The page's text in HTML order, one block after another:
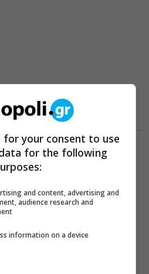
πρόγραμμα των προβολών
Αηδόνι» (Ιάκωβος
for your consent to use
for the following
and content, advertising and
audience research and
information on a device